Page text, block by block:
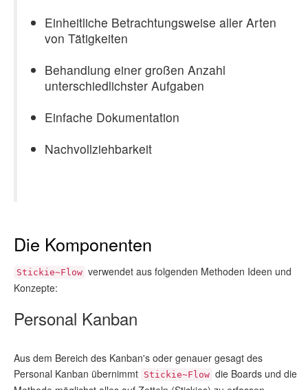
Einheitliche Betrachtungsweise aller Arten
von Tätigkeiten
Behandlung einer großen Anzahl
unterschiedlichster Aufgaben
Einfache Dokumentation
Nachvollziehbarkeit
Die Komponenten
Stickie~Flow verwendet aus folgenden Methoden Ideen und
Konzepte:
Personal Kanban
Aus dem Bereich des Kanban's oder genauer gesagt des
Personal Kanban übernimmt Stickie~Flow die Boards und die